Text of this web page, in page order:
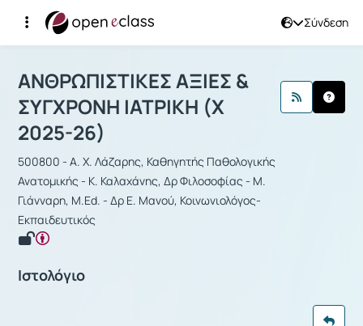
Σύνδεση
Μάθημα : ΑΝΘΡΩΠΙΣΤΙΚΕΣ ΑΞΙΕΣ &
ΑΝΘΡΩΠΙΣΤΙΚΕΣ ΑΞΙΕΣ &
ΣΥΓΧΡΟΝΗ ΙΑΤΡΙΚΗ (Χ
2025-26)
500800 - Α. Χ. Λάζαρης, Καθηγητής Παθολογικής
Ανατομικής - Κ. Καλαχάνης, Δρ Φιλοσοφίας - Μ.
Γιάνναρη, M.Ed. - Δρ Ε. Μανού, Κοινωνιολόγος-
Εκπαιδευτικός
Ιστολόγιο